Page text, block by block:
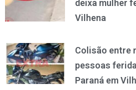
deixa mulher
Vilhena
Colisão entre
pessoas
Paraná em